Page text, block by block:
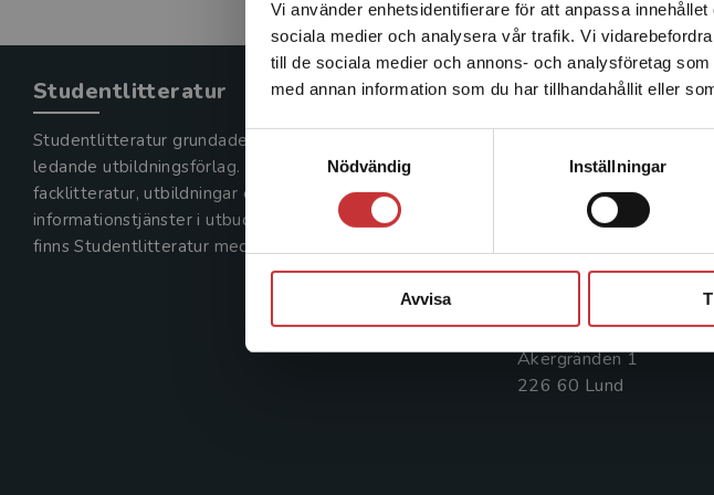
Vi använder enhetsidentifierare för att anpassa
sociala medier och analysera vår trafik. Vi
till de sociala medier och annons- och analysföretag
med annan information som du har tillhandahållit eller
Samtyckesval
Nödvändig
Inställningar
Avvisa
Det verkar som att du
enhet utanför Sverige.
Sverige. För att kunna
leveransadressen vara i
Studentlitteratur
Studentlitteratur grundades 1963 och är idag Sveriges
ledande utbildningsförlag. Med läromedel, kurslitteratur,
facklitteratur, utbildningar och digitala
informationstjänster i utbudet,
finns Studentlitteratur med längs hela kunskapsresan.
Kontakta oss
Postadress:
Box 141
221 00 Lund
Besöksadress:
Åkergränden 1